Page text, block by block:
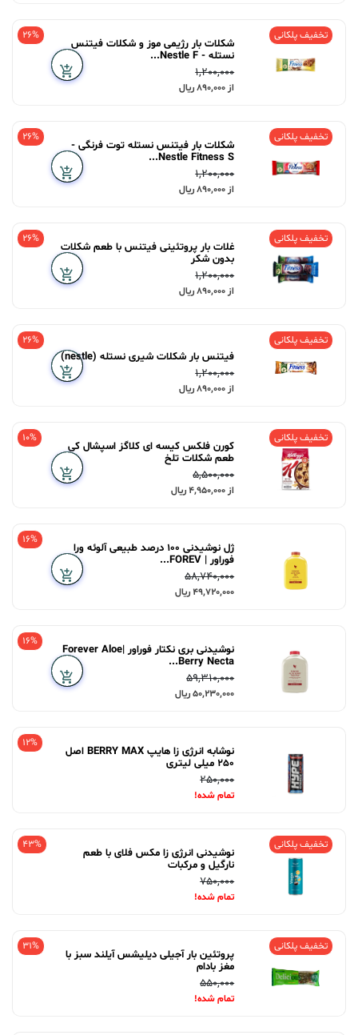
تخفیف پلکانی 26%
شکلات بار رژیمی موز و شکلات فیتنس
نستله - Nestle F...
1,200,000
از 890,000 ریال
تخفیف پلکانی 26%
شکلات بار فیتنس نستله توت فرنگی -
Nestle Fitness S...
1,200,000
از 890,000 ریال
تخفیف پلکانی 26%
غلات بار پروتئینی فیتنس با طعم شکلات
بدون شکر
1,200,000
از 890,000 ریال
تخفیف پلکانی 26%
فیتنس بار شکلات شیری نستله (nestle)
1,200,000
از 890,000 ریال
تخفیف پلکانی 10%
کورن فلکس کیسه ای کلاگز اسپشال کی
طعم شکلات تلخ
5,500,000
از 4,950,000 ریال
16%
ژل نوشیدنی 100 درصد طبیعی آلوئه ورا
فوراور | FOREV...
58,740,000
49,720,000 ریال
16%
نوشیدنی بری نکتار فوراور |Forever Aloe
Berry Necta...
59,310,000
50,230,000 ریال
12%
نوشابه انرژی زا هایپ BERRY MAX اصل
250 میلی لیتری
250,000
تمام شده!
تخفیف پلکانی 43%
نوشیدنی انرژی زا مکس فلای با طعم
نارگیل و مرکبات
750,000
تمام شده!
تخفیف پلکانی 31%
پروتئین بار آجیلی دیلیشس آیلند سبز با
مغز بادام
550,000
تمام شده!